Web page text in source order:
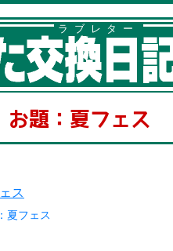
ラブレター
お題：夏フェス
ス
夏フェス